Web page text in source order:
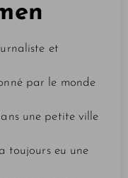
et
par le monde
une petite ville
toujours eu une